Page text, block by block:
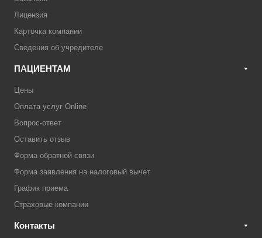
Лицензия
Карточка компании
Сведения об учредителе
ПАЦИЕНТАМ
Цены
Оплата услуг Online
Вопрос-ответ
Оставить отзыв
Форма обратной связи
Форма заявления на налоговый вычет
График приема
Страховые компании
Контакты